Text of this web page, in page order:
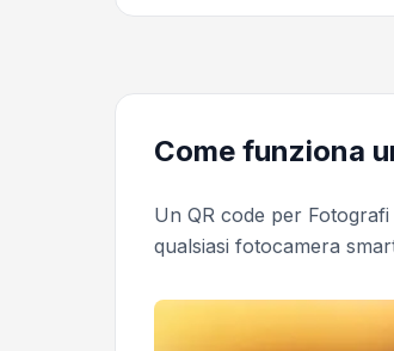
Come funziona
Un QR code per
qualsiasi fotocamera